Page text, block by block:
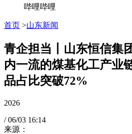
哔哩哔哩
首页 >山东新闻
青企担当丨山东恒信集
内一流的煤基化工产业
品占比突破72%
2026
/ 06/03 16:14
来源：